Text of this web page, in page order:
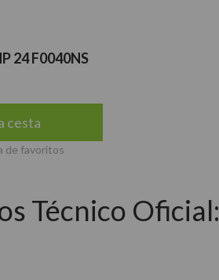
24 F0040NS
cesta
de favoritos
Técnico Oficial: